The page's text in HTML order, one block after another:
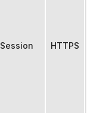
Session HTTPS